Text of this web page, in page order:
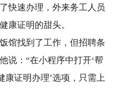
速办理，外来务工人员
康证明的甜头。
找到了工作，但招聘条
说：“在小程序中打开‘帮
康证明办理’选项，只需上